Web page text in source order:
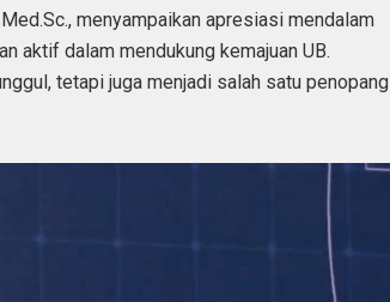
menyampaikan apresiasi mendalam
aktif dalam mendukung kemajuan UB.
tetapi juga menjadi salah satu penopang